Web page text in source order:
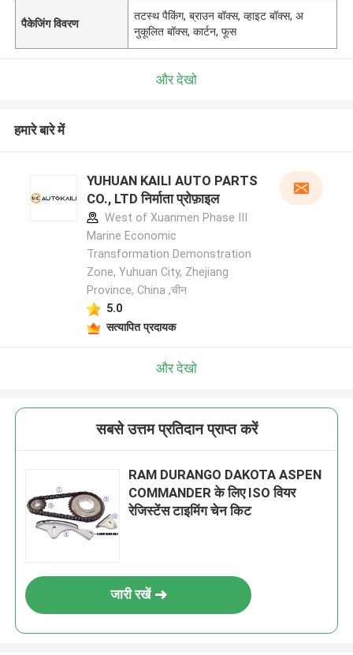
पैकेजिंग विवरण
तटस्थ पैकिंग, ब्राउन बॉक्स, व्हाइट बॉक्स, अ
नुकूलित बॉक्स, कार्टन, फूस
और देखो
हमारे बारे में
YUHUAN KAILI AUTO PARTS
CO., LTD निर्माता प्रोफ़ाइल
West of Xuanmen Phase III
Marine Economic
Transformation Demonstration
Zone, Yuhuan City, Zhejiang
Province, China ,चीन
5.0
सत्यापित प्रदायक
और देखो
सबसे उत्तम प्रतिदान प्राप्त करें
RAM DURANGO DAKOTA ASPEN
COMMANDER के लिए ISO वियर
रेजिस्टेंस टाइमिंग चेन किट
जारी रखें